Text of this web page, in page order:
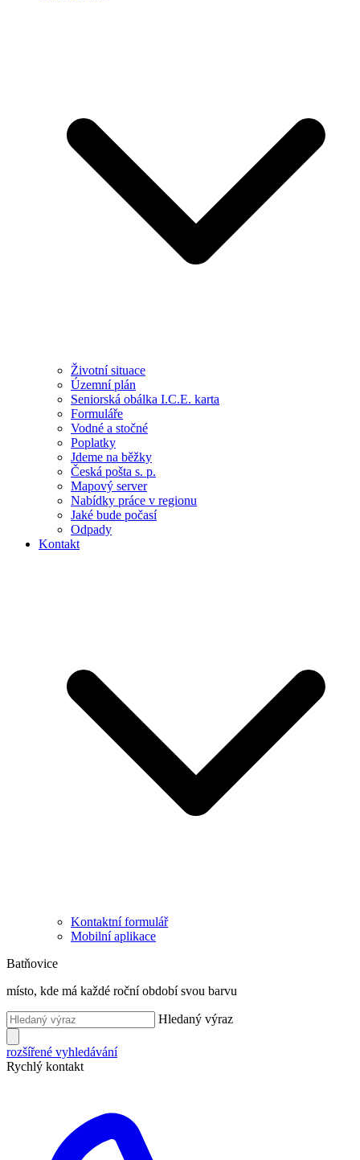
Životní situace
Územní plán
Seniorská obálka I.C.E. karta
Formuláře
Vodné a stočné
Poplatky
Jdeme na běžky
Česká pošta s. p.
Mapový server
Nabídky práce v regionu
Jaké bude počasí
Odpady
Kontakt
Kontaktní formulář
Mobilní aplikace
Batňovice
místo, kde má každé roční období svou barvu
Hledaný výraz
rozšířené vyhledávání
Rychlý kontakt